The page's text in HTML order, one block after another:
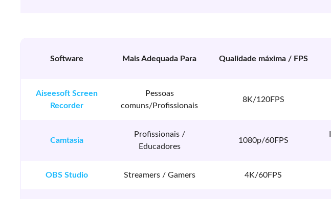
Software Mais Adequada Para Qualidade máxima / FPS
Aiseesoft Screen
Recorder
Pessoas
comuns/Profissionais
8K/120FPS
Camtasia
Profissionais /
Educadores
1080p/60FPS
OBS Studio Streamers / Gamers 4K/60FPS